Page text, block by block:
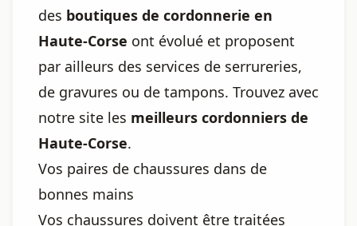
des boutiques de cordonnerie en
Haute-Corse ont évolué et proposent
par ailleurs des services de serrureries,
de gravures ou de tampons. Trouvez avec
notre site les meilleurs cordonniers de
Haute-Corse.
Vos paires de chaussures dans de
bonnes mains
Vos chaussures doivent être traitées